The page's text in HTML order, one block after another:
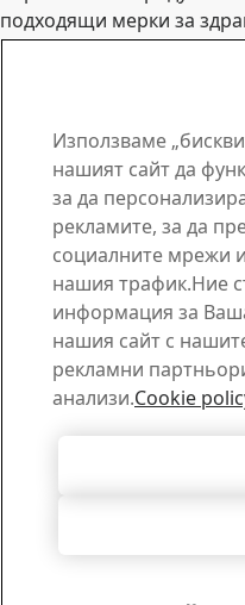
подходящи мерки за
Показване на
Свържете
въпроси
Бъдете една
бюлетина за
Абонирайте се за нашия
последните новини от
продукти и
Абонирайте се тук
Продажби
Свържете се с нашия
Техническа
Връзка с техническа
Използваме
нашият сайт да
за да
рекламите, за да
социалните мрежи
нашия трафик.Ние
информация за
нашия сайт с
рекламни
анализи.Cookie